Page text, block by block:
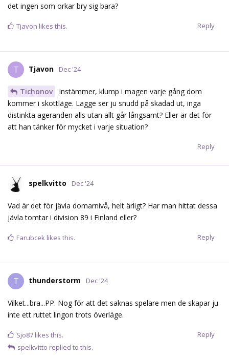
det ingen som orkar bry sig bara?
Reply
Tjavon likes this.
T Tjavon Dec '24
Tichonov
Instämmer, klump i magen varje gång dom
kommer i skottläge. Lagge ser ju snudd på skadad ut, inga
distinkta ageranden alls utan allt går långsamt? Eller är det för
att han tänker för mycket i varje situation?
Reply
spelkvitto Dec '24
Vad är det för jävla domarnivå, helt ärligt? Har man hittat dessa
jävla tomtar i division 89 i Finland eller?
Reply
Farubcek likes this.
T thunderstorm Dec '24
Vilket...bra...PP. Nog för att det saknas spelare men de skapar ju
inte ett ruttet lingon trots överläge.
Reply
Sjo87 likes this.
spelkvitto replied to this.